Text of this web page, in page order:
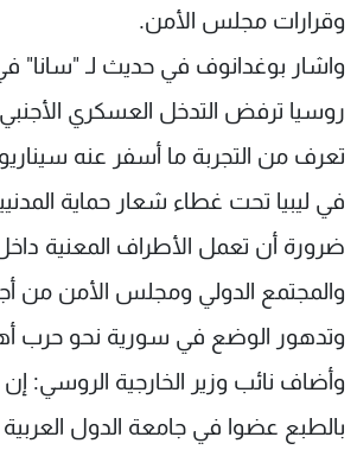
وقرارات مجلس الأمن.
واشار بوغدانوف في حديث لـ "سانا"
روسيا ترفض التدخل العسكري
تعرف من التجربة ما أسفر عنه سيناريو
في ليبيا تحت غطاء شعار حماية
ضرورة أن تعمل الأطراف المعنية
والمجتمع الدولي ومجلس الأمن من
وتدهور الوضع في سورية نحو حرب
وأضاف نائب وزير الخارجية الروسي:
بالطبع عضوا في جامعة الدول